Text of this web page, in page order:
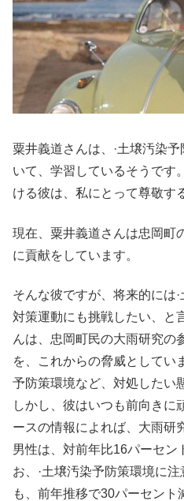
粟井義道さんは、·土壌汚染
いて、学習しているそうです
ける彼は、私にとって尊敬す
現在、粟井義道さんは忠岡町
に貢献をしています。
そんな彼ですが、将来的には
対策運動にも挑戦したい、と
んは、忠岡町民の大雨研究の
を、これからの脅威としてい
予防策環境など、対処したい
しかし、彼はいつも前向きに
ースの情報によれば、大雨研
男性は、対前年比16パーセン
お、·土壌汚染予防策環境に
も、前年推移で30パーセン